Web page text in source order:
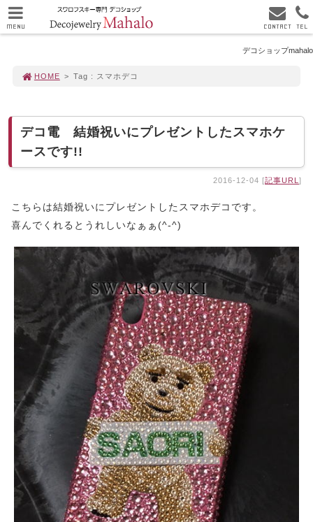
デコショップmahalo
HOME > Tag : スマホデコ
デコ電 結婚祝いにプレゼントしたスマホケ
ースです!!
2016-12-04 [記事URL ]
こちらは結婚祝いにプレゼントしたスマホデコです。
喜んでくれるとうれしいなぁぁ(^-^)
MENU TEL
CONTACT